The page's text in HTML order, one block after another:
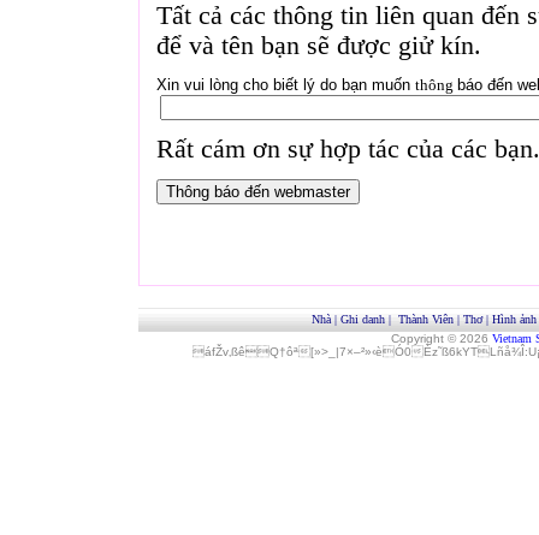
Tất cả các thông tin liên quan đến
để và tên bạn sẽ được giử kín.
Xin vui lòng cho biết lý do bạn muốn thông báo đến
Rất cám ơn sự hợp tác của các bạn.
Nhà | Ghi danh | Thành Viên | Thơ| Hình ảnh
Copyright © 2026 Vietnam
áfŽv‚ßêQ†ôª[»>_|7×–²»‹èÓ0